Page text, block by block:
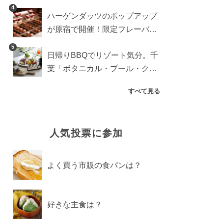
4
ハーゲンダッツのポップアップ
が原宿で開催！限定フレーバー
5
日帰りBBQでリゾート気分。千
葉「ボタニカル・プール・クラ
すべて見る
人気投票に参加
よく買う市販の食パンは？
好きな主食は？